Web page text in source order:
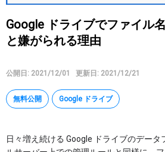
Google スプレッドシート
Google フォーム
Google タスク
AppSheet
その他
Google ドライブでファイル
と嫌がられる理由
公開日: 2021/12/01 更新日: 2021/12/21
無料公開 Google ドライブ
日々増え続ける Google ドライブのデー